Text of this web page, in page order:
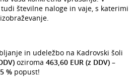
številne naloge in vaje, s katerimi
in udeležbo na Kadrovski šoli
oziroma 463,60 EUR (z DDV) –
% popust!